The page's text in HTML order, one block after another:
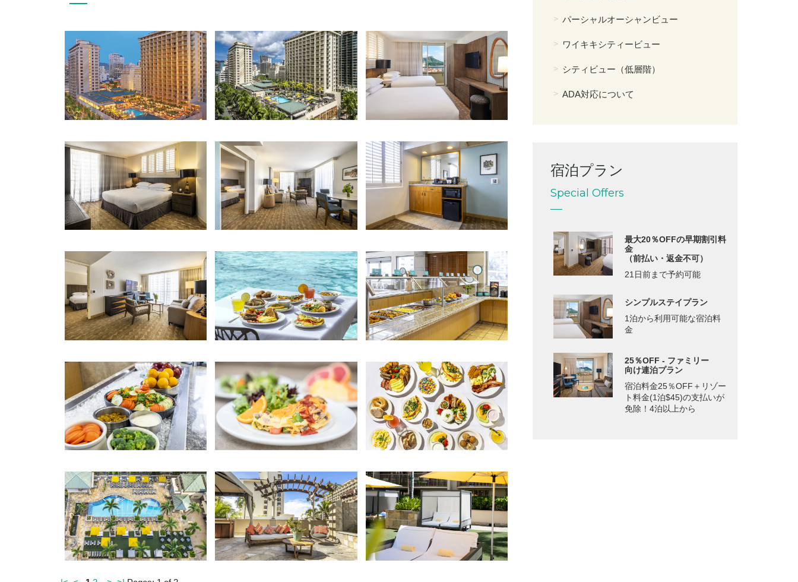
パーシャルオーシャンビュー
ワイキキシティービュー
シティビュー（低層階）
ADA対応について
宿泊プラン
Special Offers
最大20％OFFの早期割引料
金
（前払い・返金不可）
21日前まで予約可能
シンプルステイプラン
1泊から利用可能な宿泊料
金
25％OFF - ファミリー
向け連泊プラン
宿泊料金25％OFF＋リゾー
ト料金(1泊$45)の支払いが
免除！4泊以上から